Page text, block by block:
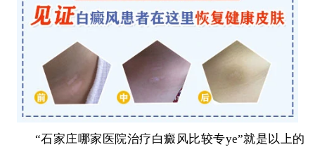
“石家庄哪家医院治疗白癜风比较专ye”就是以上的